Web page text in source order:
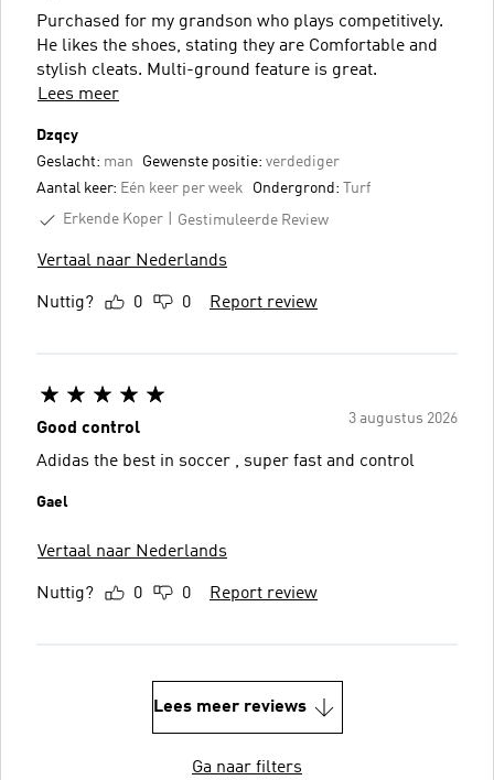
Purchased for my grandson who plays competitively.
He likes the shoes, stating they are Comfortable and
stylish cleats. Multi-ground feature is great.
Lees meer
Dzqcy
Geslacht: man Gewenste positie: verdediger
Aantal keer: Eén keer per week Ondergrond:
Turf
Erkende Koper
Gestimuleerde Review
Vertaal naar Nederlands
Nuttig? 0 0 Report review
3 augustus 2026
Good control
Adidas the best in soccer , super fast and control
Gael
Vertaal naar Nederlands
Nuttig? 0 0 Report review
Lees meer reviews
Ga naar filters